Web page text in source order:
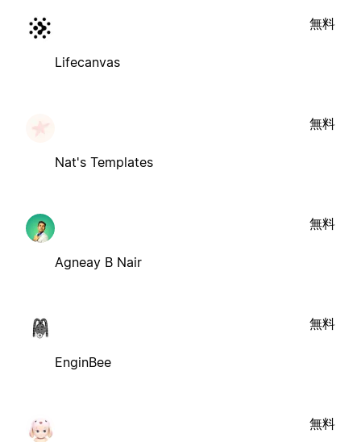
Lifecanvas
無料
Nat's Templates
無料
Agneay B Nair
無料
EnginBee
無料
無料